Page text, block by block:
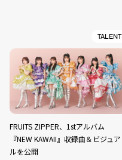
TALENT
FRUITS ZIPPER、1stアルバム
『NEW KAWAII』収録曲＆ビジュア
ルを公開